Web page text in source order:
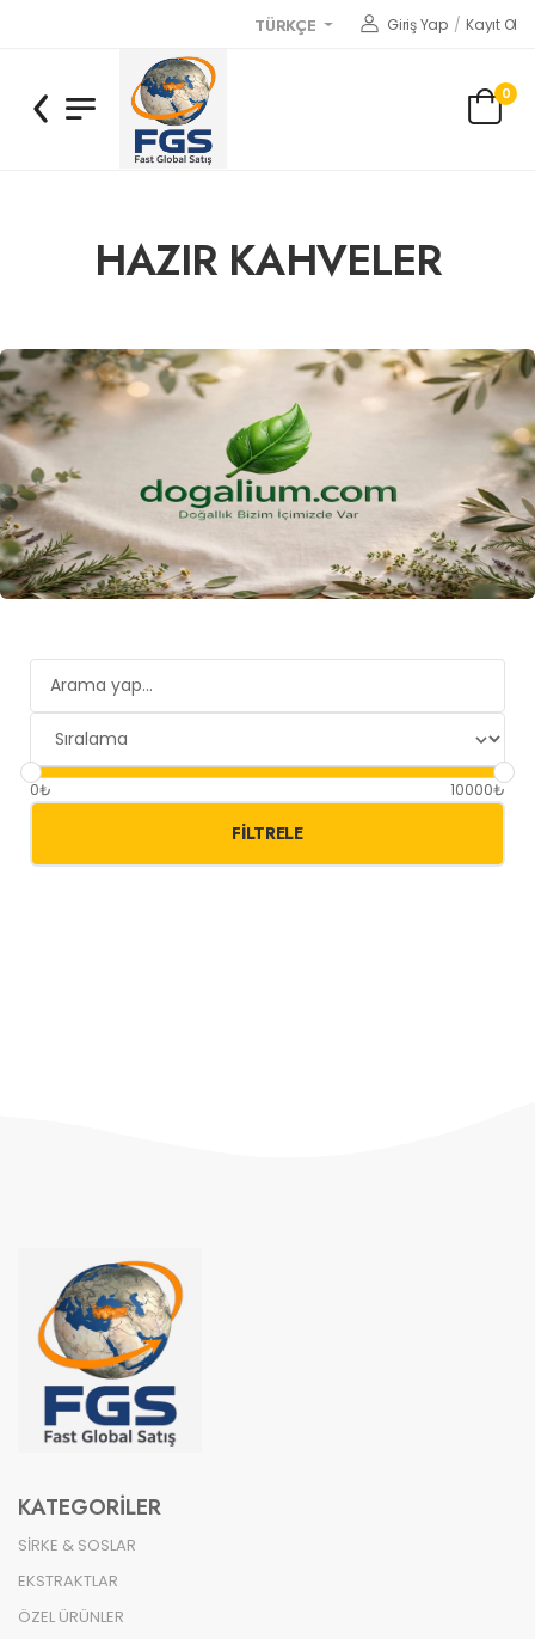
TÜRKÇE Giriş Yap / Kayıt Ol
0
HAZIR KAHVELER
0₺ 10000₺
FILTRELE
KATEGORILER
SİRKE & SOSLAR
EKSTRAKTLAR
ÖZEL ÜRÜNLER